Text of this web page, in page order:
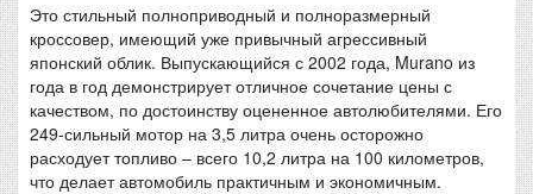
Это стильный полноприводный и полноразмерный
кроссовер, имеющий уже привычный агрессивный
японский облик. Выпускающийся с 2002 года, Murano из
года в год демонстрирует отличное сочетание цены с
качеством, по достоинству оцененное автолюбителями. Его
249-сильный мотор на 3,5 литра очень осторожно
расходует топливо – всего 10,2 литра на 100 километров,
что делает автомобиль практичным и экономичным.